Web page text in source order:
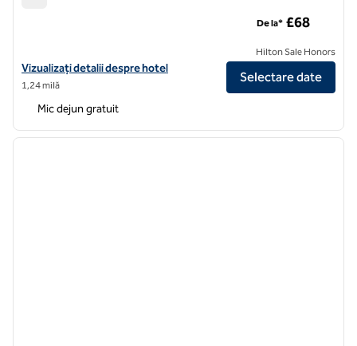
Vizualizați detaliile hotelului Hampton by Hilton High Wycombe
Vizualizați detalii despre hotel
1,24 milă
De la* £68
Hilton Sale Honors
Selectare date
Mic dejun gratuit
1 din 11